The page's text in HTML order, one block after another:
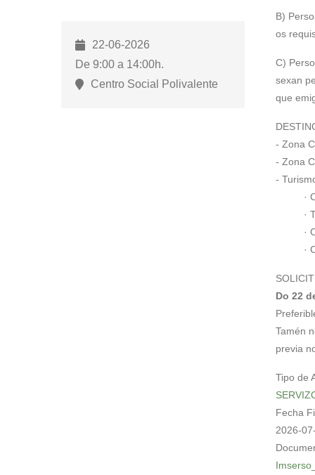
22-06-2026
De 9:00 a 14:00h.
Centro Social Polivalente
B)
os
C)
sexan
que
- Zona
- Zona
-
·
·
·
·
Do 22
Tamén
previa
Tipo de
Fecha
2026-